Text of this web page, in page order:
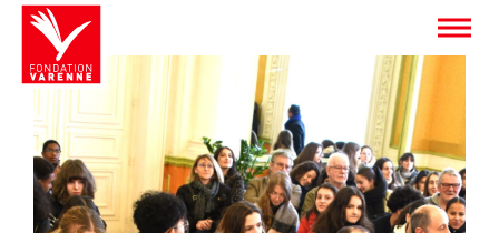
Panneau de gestion des cookies